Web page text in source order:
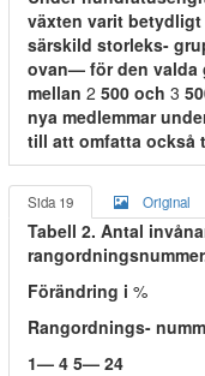
växten varit
särskild storleks-
ovan— för den valda
mellan 2 500 och 3
nya medlemmar
till att omfatta också
Sida 19 Original
Tabell 2. Antal
Förändring i %
Rangordnings-
1— 4 5— 24